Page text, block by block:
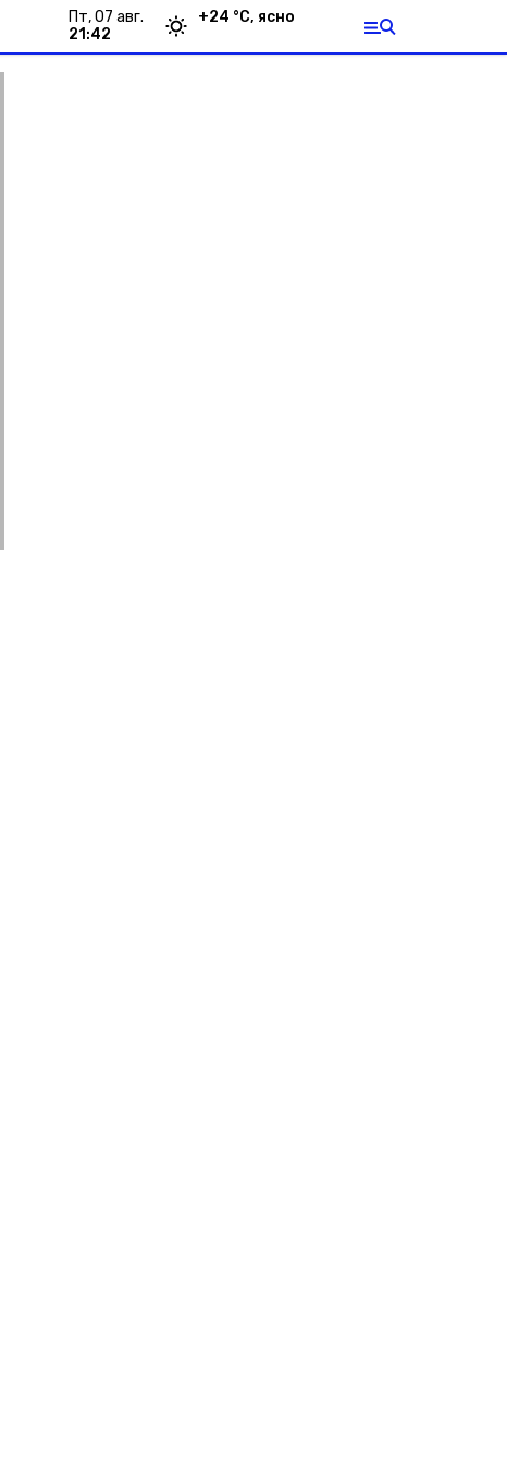
пт, 07 авг.
21:42
+24 °С, ясно